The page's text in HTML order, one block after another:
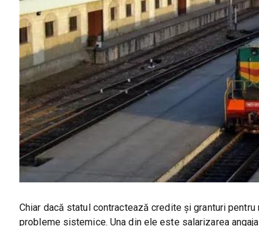
Chiar dacă statul contractează credite și granturi
probleme sistemice. Una din ele este salarizarea